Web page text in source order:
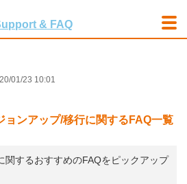
01/23 10:01
ョンアップ/移行に関するFAQ一覧
関するおすすめのFAQをピックアップ